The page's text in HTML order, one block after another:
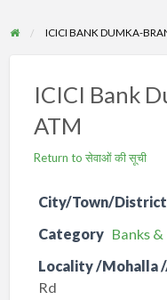
ICICI BANK DUMKA-
ICICI Bank
ATM
Return to सेवाओं की सूची
City/Town/District
Category Banks
Locality /Mohalla
Rd